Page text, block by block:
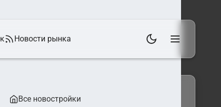
Новости рынка
Все новостройки